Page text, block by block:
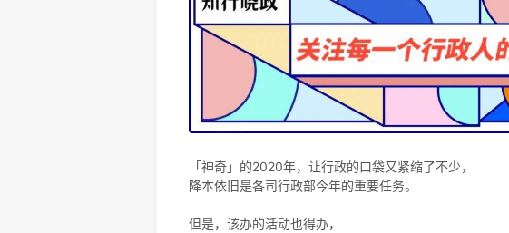
「神奇」的2020年，让行政的口袋又紧缩了不少，
降本依旧是各司行政部今年的重要任务。
但是，该办的活动也得办，